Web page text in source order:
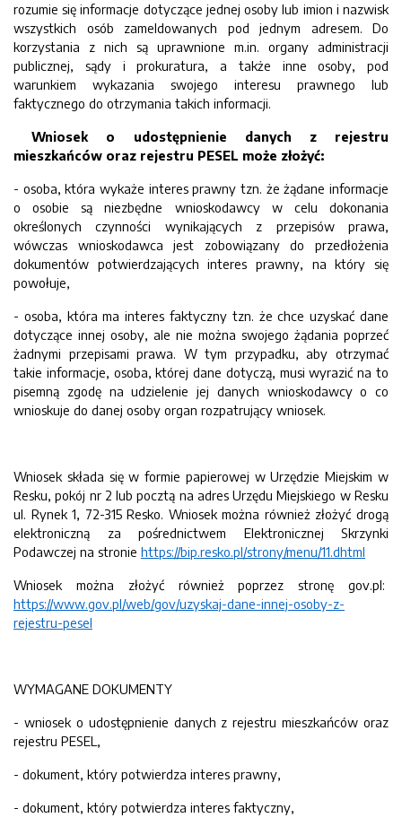
rozumie się informacje dotyczące jednej osoby lub imion i nazwisk
wszystkich osób zameldowanych pod jednym adresem. Do
korzystania z nich są uprawnione m.in. organy administracji
publicznej, sądy i prokuratura, a także inne osoby, pod
warunkiem wykazania swojego interesu prawnego lub
faktycznego do otrzymania takich informacji.
Wniosek o udostępnienie danych z rejestru
mieszkańców oraz rejestru PESEL może złożyć:
- osoba, która wykaże interes prawny tzn. że żądane informacje
o osobie są niezbędne wnioskodawcy w celu dokonania
określonych czynności wynikających z przepisów prawa,
wówczas wnioskodawca jest zobowiązany do przedłożenia
dokumentów potwierdzających interes prawny, na który się
powołuje,
- osoba, która ma interes faktyczny tzn. że chce uzyskać dane
dotyczące innej osoby, ale nie można swojego żądania poprzeć
żadnymi przepisami prawa. W tym przypadku, aby otrzymać
takie informacje, osoba, której dane dotyczą, musi wyrazić na to
pisemną zgodę na udzielenie jej danych wnioskodawcy o co
wnioskuje do danej osoby organ rozpatrujący wniosek.
Wniosek składa się w formie papierowej w Urzędzie Miejskim w
Resku, pokój nr 2 lub pocztą na adres Urzędu Miejskiego w Resku
ul. Rynek 1, 72-315 Resko. Wniosek można również złożyć drogą
elektroniczną za pośrednictwem Elektronicznej Skrzynki
Podawczej na stronie https://bip.resko.pl/strony/menu/11.dhtml
Wniosek można złożyć również poprzez stronę gov.pl:
https://www.gov.pl/web/gov/uzyskaj-dane-innej-osoby-z-
rejestru-pesel
WYMAGANE DOKUMENTY
- wniosek o udostępnienie danych z rejestru mieszkańców oraz
rejestru PESEL,
- dokument, który potwierdza interes prawny,
- dokument, który potwierdza interes faktyczny,